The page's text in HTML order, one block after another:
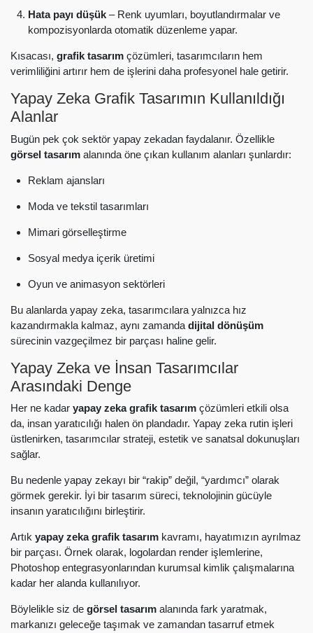
Hata payı düşük – Renk uyumları, boyutlandırmalar ve
kompozisyonlarda otomatik düzenleme yapar.
Kısacası, grafik tasarım çözümleri, tasarımcıların hem
verimliliğini artırır hem de işlerini daha profesyonel hale getirir.
Yapay Zeka Grafik Tasarımın Kullanıldığı
Alanlar
Bugün pek çok sektör yapay zekadan faydalanır. Özellikle
görsel tasarım alanında öne çıkan kullanım alanları şunlardır:
Reklam ajansları
Moda ve tekstil tasarımları
Mimari görselleştirme
Sosyal medya içerik üretimi
Oyun ve animasyon sektörleri
Bu alanlarda yapay zeka, tasarımcılara yalnızca hız
kazandırmakla kalmaz, aynı zamanda dijital dönüşüm
sürecinin vazgeçilmez bir parçası haline gelir.
Yapay Zeka ve İnsan Tasarımcılar
Arasındaki Denge
Her ne kadar yapay zeka grafik tasarım çözümleri etkili olsa
da, insan yaratıcılığı halen ön plandadır. Yapay zeka rutin işleri
üstlenirken, tasarımcılar strateji, estetik ve sanatsal dokunuşları
sağlar.
Bu nedenle yapay zekayı bir “rakip” değil, “yardımcı” olarak
görmek gerekir. İyi bir tasarım süreci, teknolojinin gücüyle
insanın yaratıcılığını birleştirir.
Artık yapay zeka grafik tasarım kavramı, hayatımızın ayrılmaz
bir parçası. Örnek olarak, logolardan render işlemlerine,
Photoshop entegrasyonlarından kurumsal kimlik çalışmalarına
kadar her alanda kullanılıyor.
Böylelikle siz de görsel tasarım alanında fark yaratmak,
markanızı geleceğe taşımak ve zamandan tasarruf etmek